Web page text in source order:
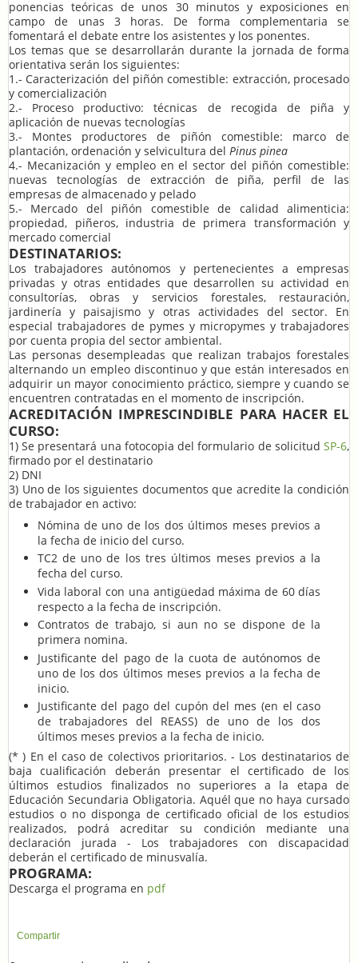
ponencias teóricas de unos 30 minutos y exposiciones en
campo de unas 3 horas. De forma complementaria se
fomentará el debate entre los asistentes y los ponentes.
Los temas que se desarrollarán durante la jornada de forma
orientativa serán los siguientes:
1 .- Caracterización del piñón comestible: extracción, procesado
y comercialización
2.- Proceso productivo: técnicas de recogida de piña y
aplicación de nuevas tecnologías
3.- Montes productores de piñón comestible: marco de
plantación, ordenación y selvicultura del Pinus pinea
4.- Mecanización y empleo en el sector del piñón comestible:
nuevas tecnologías de extracción de piña, perfil de las
empresas de almacenado y pelado
5.- Mercado del piñón comestible de calidad alimenticia:
propiedad, piñeros, industria de primera transformación y
mercado comercial
DESTINATARIOS:
Los trabajadores autónomos y pertenecientes a empresas
privadas y otras entidades que desarrollen su actividad en
consultorías, obras y servicios forestales, restauración,
jardinería y paisajismo y otras actividades del sector. En
especial trabajadores de pymes y micropymes y trabajadores
por cuenta propia del sector ambiental.
Las personas desempleadas que realizan trabajos forestales
alternando un empleo discontinuo y que están interesados en
adquirir un mayor conocimiento práctico, siempre y cuando se
encuentren contratadas en el momento de inscripción.
ACREDITACIÓN IMPRESCINDIBLE PARA HACER EL
CURSO:
1) Se presentará una fotocopia del formulario de solicitudSP-6,
firmado por el destinatario
2) DNI
3) Uno de los siguientes documentos que acredite la condición
de trabajador en activo:
Nómina de uno de los dos últimos meses previos a
la fecha de inicio del curso.
TC2de uno de los tres últimos meses previos a la
fecha del curso.
Vida laboral con una antigüedad máxima de 60 días
respecto a la fecha de inscripción.
Contratos de trabajo, si aun no se dispone de la
primera nomina.
Justificante del pago de la cuota de autónomosde
uno de los dos últimos meses previos a la fecha de
inicio.
Justificante del pago del cupón del mes (en el caso
de trabajadores del REASS) de uno de los dos
últimos meses previos a la fecha de inicio.
(* ) En el caso de colectivos prioritarios. - Los destinatarios de
baja cualificación deberán presentar el certificado de los
últimos estudios finalizados no superiores a la etapa de
Educación Secundaria Obligatoria. Aquél que no haya cursado
estudios o no disponga de certificado oficial de los estudios
realizados, podrá acreditar su condición mediante una
declaración jurada - Los trabajadores con discapacidad
deberán el certificado de minusvalía.
PROGRAMA:
Descarga el programa en pdf
Compartir